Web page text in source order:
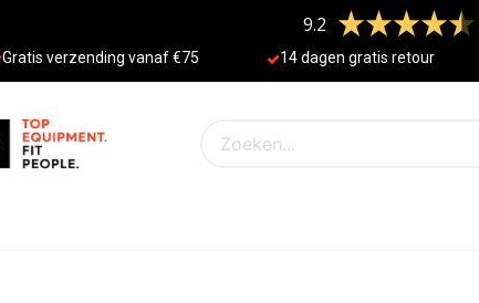
9.2
Gratis verzending vanaf €75 14 dagen gratis retour